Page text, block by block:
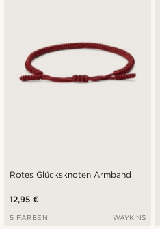
Rotes Glücksknoten Armband
12,95 €
5 FARBEN WAYKINS